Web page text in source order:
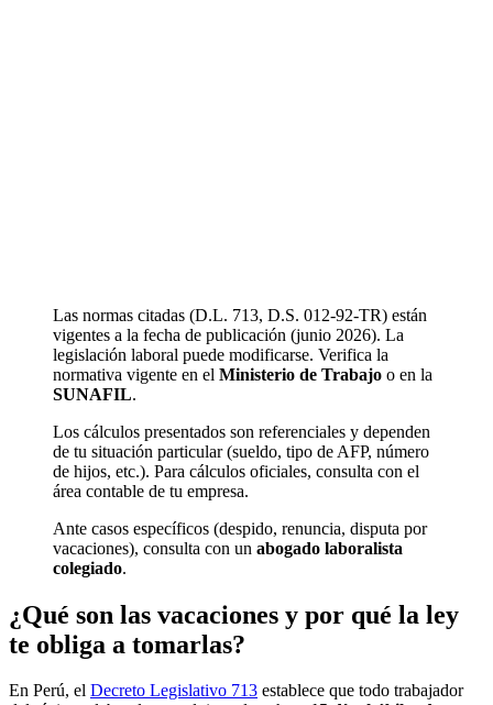
Las normas citadas (D.L. 713, D.S. 012-92-TR) están
vigentes a la fecha de publicación (junio 2026). La
legislación laboral puede modificarse. Verifica la
normativa vigente en el Ministerio de Trabajo o en la
SUNAFIL.
Los cálculos presentados son referenciales y dependen
de tu situación particular (sueldo, tipo de AFP, número
de hijos, etc.). Para cálculos oficiales, consulta con el
área contable de tu empresa.
Ante casos específicos (despido, renuncia, disputa por
vacaciones), consulta con un abogado laboralista
colegiado.
¿Qué son las vacaciones y por qué la ley
te obliga a tomarlas?
En Perú, el Decreto Legislativo 713 establece que todo trabajador